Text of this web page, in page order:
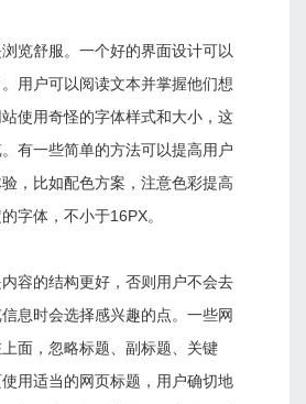
览舒服。一个好的界面设计可以
用户可以阅读文本并掌握他们想
使用奇怪的字体样式和大小，这
有一些简单的方法可以提高用户
，比如配色方案，注意色彩提高
字体，不小于16PX。
容的结构更好，否则用户不会去
息时会选择感兴趣的点。一些网
面，忽略标题、副标题、关键
用适当的网页标题，用户确切地